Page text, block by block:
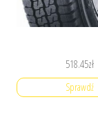
518.45zł
Sprawdź